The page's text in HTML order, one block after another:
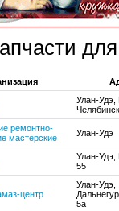
Улан-Удэ,
ремонтно-
мастерские
Улан-Удэ
Улан-Удэ,
55
центр
Улан-Удэ,
5а